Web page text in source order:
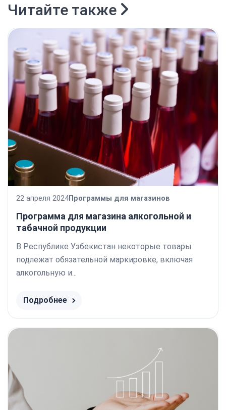
Читайте также
Программа для магазина алкогольной и
табачной продукции
22 апреля 2024Программы для магазинов
В Республике Узбекистан некоторые товары
подлежат обязательной маркировке, включая
алкогольную и...
Подробнее